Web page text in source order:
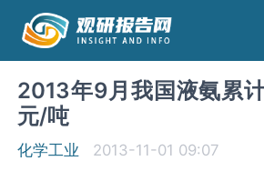
2013年9月我国液氨累
元/吨
化学工业 2013-11-01 09:07